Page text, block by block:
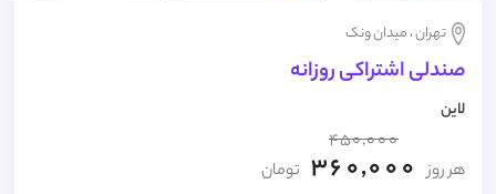
تهران ، میدان ونک
صندلی اشتراکی روزانه
لاین
هر روز
450,000
360,000 تومان